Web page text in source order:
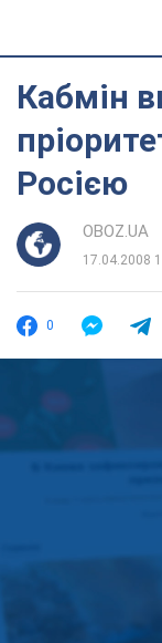
Кабмін
Росією
OBOZ.UA
17.04.2008
0